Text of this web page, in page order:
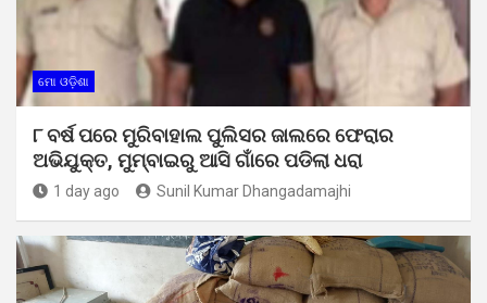
ମୋ ଓଡ଼ିଶା
୮ ବର୍ଷ ପରେ ମୁରିବାହାଲ ପୁଲିସର ଜାଲରେ ଫେରାର
ଅଭିଯୁକ୍ତ, ମୁମ୍ବାଇରୁ ଆସି ଗାଁରେ ପଡିଲା ଧରା
1 day ago Sunil Kumar Dhangadamajhi